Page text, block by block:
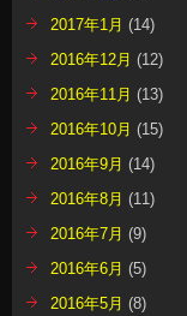
2017年1月 (14)
2016年12月 (12)
2016年11月 (13)
2016年10月 (15)
2016年9月 (14)
2016年8月 (11)
2016年7月 (9)
2016年6月 (5)
2016年5月 (8)